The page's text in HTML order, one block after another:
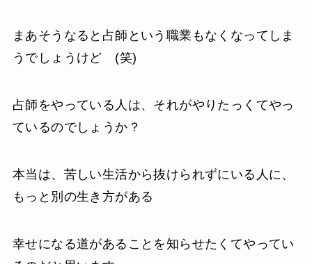
まあそうなると占師という職業もなくなってしま
うでしょうけど (笑)
占師をやっている人は、それがやりたっくてやっ
ているのでしょうか？
本当は、苦しい生活から抜けられずにいる人に、
もっと別の生き方がある
幸せになる道があることを知らせたくてやってい